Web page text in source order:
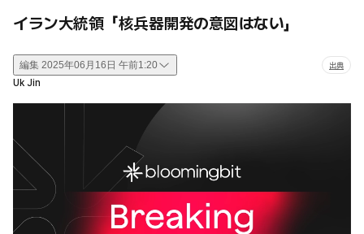
イラン大統領「核兵器開発の意図はない」
編集 2025年06月16日 午前1:20 出典
Uk Jin